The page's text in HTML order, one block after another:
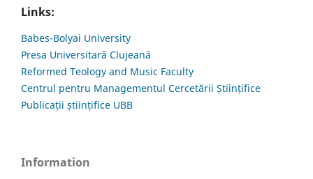
Links:
Babes-Bolyai University
Presa Universitară Clujeană
Reformed Teology and Music Faculty
Centrul pentru Managementul Cercetării Științifice
Publicații științifice UBB
Information